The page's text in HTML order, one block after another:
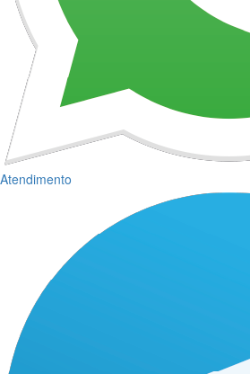
Atendimento